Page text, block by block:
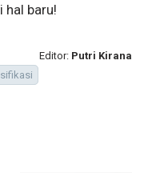
hal baru!
Editor: Putri Kirana